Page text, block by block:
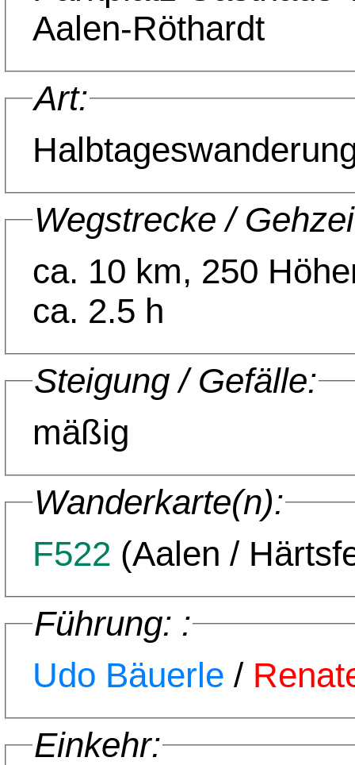
Aalen-Röthardt
Art:
Wegstrecke /
ca. 10 km, 250
ca. 2.5 h
Steigung / Gefälle:
mäßig
Wanderkarte(n):
F522 (Aalen /
Führung: :
Udo Bäuerle /
Einkehr: